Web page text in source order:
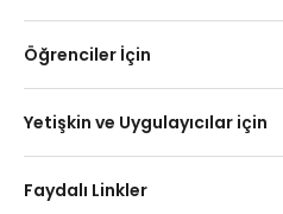
Kurumsal İşbirlikleri
Haberler
İletişim
Öğrenciler İçin
İlkokul
Ortaokul
Yetişkin ve Uygulayıcılar için
Faydalı Linkler